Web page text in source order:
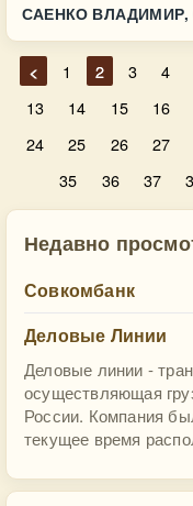
САЕНКО ВЛАДИМИР,
< 1 2 3 4
13
14 15 16
24
25 26 27
35
36 37
Недавно
Совкомбанк
Деловые Линии
Деловые линии -
осуществляющая
России. Компания
текущее время